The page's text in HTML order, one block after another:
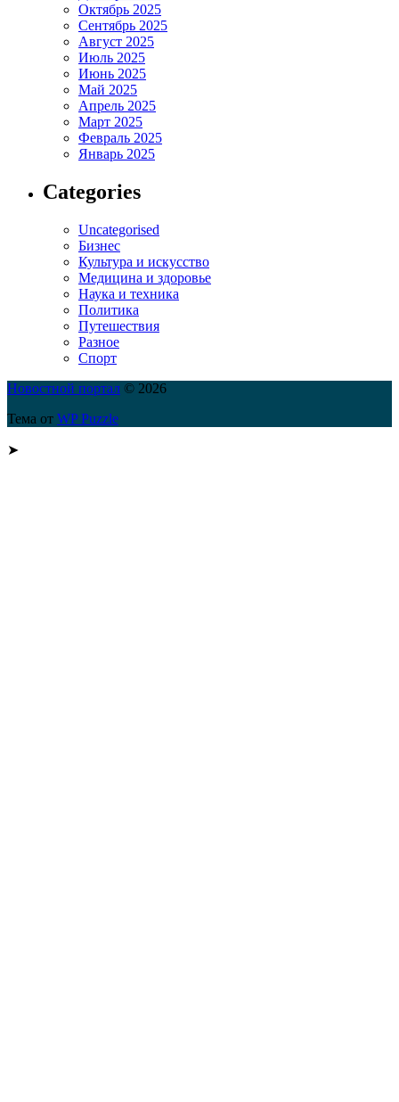
Октябрь 2025
Сентябрь 2025
Август 2025
Июль 2025
Июнь 2025
Май 2025
Апрель 2025
Март 2025
Февраль 2025
Январь 2025
Categories
Uncategorised
Бизнес
Культура и искусство
Медицина и здоровье
Наука и техника
Политика
Путешествия
Разное
Спорт
Новостной портал © 2026
Тема от WP Puzzle
➤